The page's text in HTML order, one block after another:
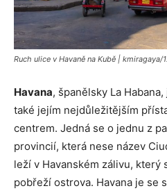
Ruch ulice v Havaně na Kubě | kmiragaya/
Havana, španělsky La
také jejím nejdůležitějším
centrem. Jedná se o jednu z
provincií, která nese název
leží v Havanském zálivu, který
pobřeží ostrova. Havana je se